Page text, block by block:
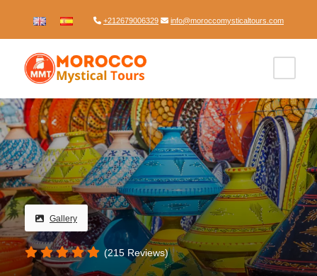
+212679006329 info@moroccomysticaltours.com
Gallery
(215 Reviews)